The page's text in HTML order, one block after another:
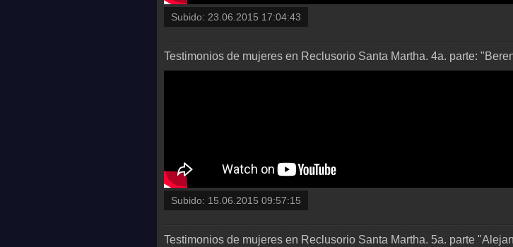
Subido: 23.06.2015 17:04:43
Testimonios de mujeres en Reclusorio Santa Martha. 4a. parte:
Subido: 15.06.2015 09:57:15
Testimonios de mujeres en Reclusorio Santa Martha. 5a. parte